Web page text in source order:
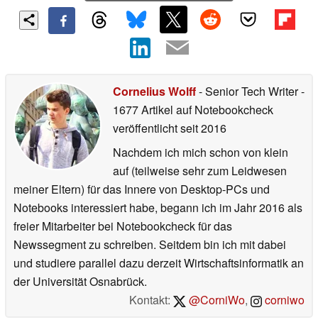
Cornelius Wolff- Senior Tech Writer-
1677 Artikel auf Notebookcheck
veröffentlichtseit 2016
Nachdem ich mich schon von klein
auf (teilweise sehr zum Leidwesen
meiner Eltern) für das Innere von Desktop-PCs und
Notebooks interessiert habe, begann ich im Jahr 2016 als
freier Mitarbeiter bei Notebookcheck für das
Newssegment zu schreiben. Seitdem bin ich mit dabei
und studiere parallel dazu derzeit Wirtschaftsinformatik an
der Universität Osnabrück.
Kontakt:
@CorniWo, corniwo